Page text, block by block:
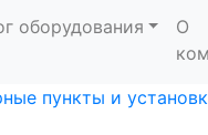
оборудования
О
пункты и